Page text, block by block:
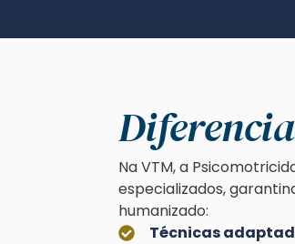
Na VTM, a
especializados,
humanizado:
Técnicas